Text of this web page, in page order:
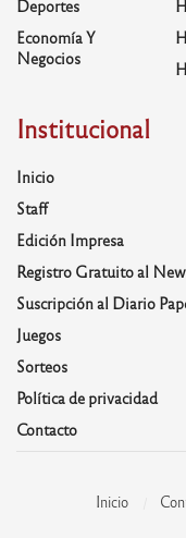
Deportes
Economía Y
Negocios
Institucional
Inicio
Staff
Edición Impresa
Registro Gratuito al
Suscripción al Diario
Juegos
Sorteos
Política de privacidad
Contacto
Inicio